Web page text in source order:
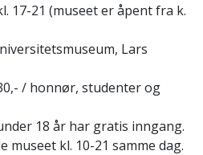
17-21 (museet er åpent fra k.
Lars
/ honnør, studenter og
18 år har gratis inngang.
kl. 10-21 samme dag.